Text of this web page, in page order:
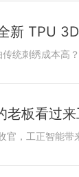
新 TPU
老板看过